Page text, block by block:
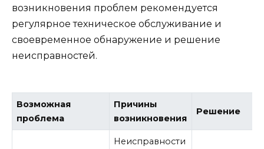
возникновения проблем рекомендуется
регулярное техническое обслуживание и
своевременное обнаружение и решение
неисправностей.
Возможная
проблема
Причины
возникновения
Решение
Неисправности